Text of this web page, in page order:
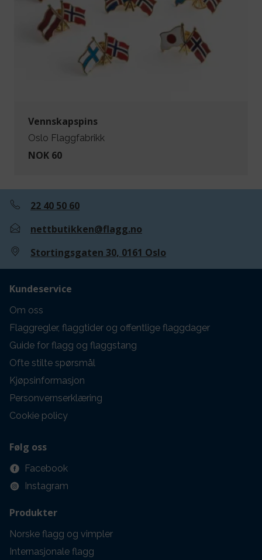
Vennskapspins
Oslo Flaggfabrikk
NOK 60
22 40 50 60
nettbutikken@flagg.no
Stortingsgaten 30, 0161 Oslo
Kundeservice
Om oss
Flaggregler, flaggtider og offentlige flaggdager
Guide for flagg og flaggstang
Ofte stilte spørsmål
Kjøpsinformasjon
Personvernserklæring
Cookie policy
Følg oss
Facebook
Instagram
Produkter
Norske flagg og vimpler
Internasjonale flagg